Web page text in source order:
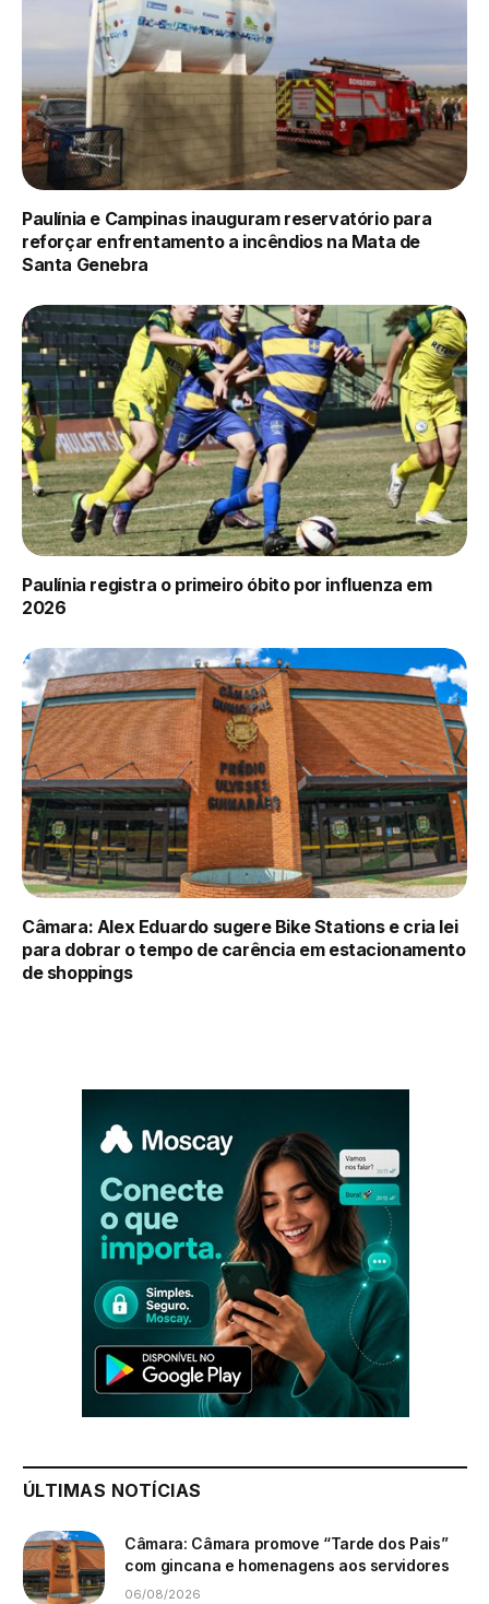
Paulínia e Campinas inauguram reservatório para
reforçar enfrentamento a incêndios na Mata de
Santa Genebra
Paulínia registra o primeiro óbito por influenza em
2026
Câmara: Alex Eduardo sugere Bike Stations e cria lei
para dobrar o tempo de carência em estacionamento
de shoppings
ÚLTIMAS NOTÍCIAS
Câmara: Câmara promove “Tarde dos Pais”
com gincana e homenagens aos servidores
06/08/2026